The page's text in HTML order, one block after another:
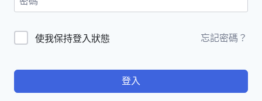
使我保持登入狀態 忘記密碼？
登入